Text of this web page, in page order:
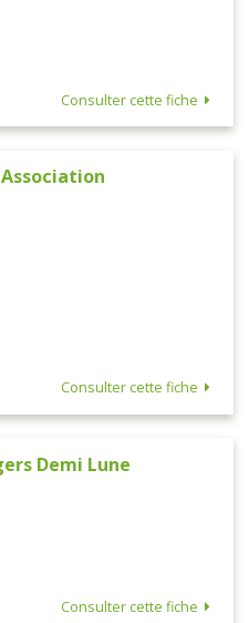
Consulter cette fiche
Consulter cette fiche
Demi Lune
Consulter cette fiche